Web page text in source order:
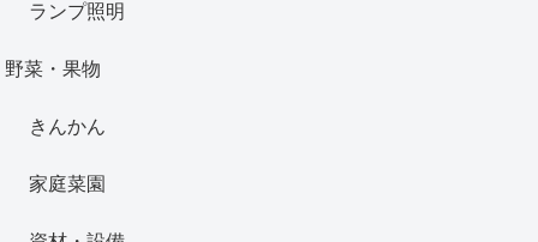
ランプ照明
野菜・果物
きんかん
家庭菜園